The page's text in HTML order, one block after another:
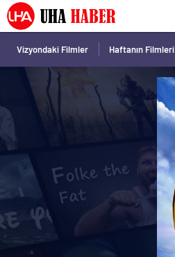
Vizyondaki Filmler Haftanın Filmleri